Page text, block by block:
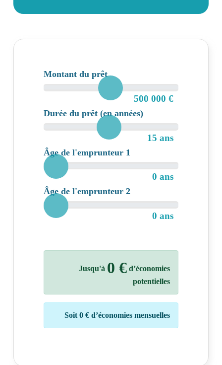
Montant du prêt
500 000 €
Durée du prêt (en années)
15 ans
Âge de l'emprunteur 1
0 ans
Âge de l'emprunteur 2
0 ans
Jusqu'à 0 € d’économies
potentielles
Soit0 € d’économies mensuelles